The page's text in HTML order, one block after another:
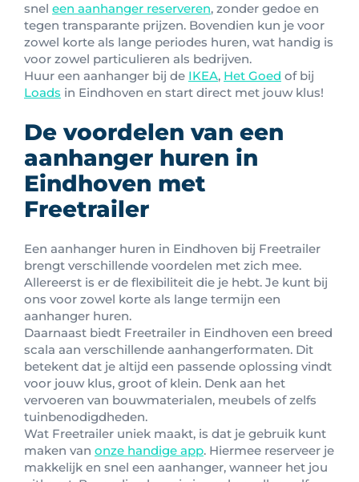
snel een aanhanger reserveren, zonder gedoe en
tegen transparante prijzen. Bovendien kun je voor
zowel korte als lange periodes huren, wat handig is
voor zowel particulieren als bedrijven.
Huur een aanhanger bij de IKEA, Het Goed of bij
Loads in Eindhoven en start direct met jouw klus!
De voordelen van een
aanhanger huren in
Eindhoven met
Freetrailer
Een aanhanger huren in Eindhoven bij Freetrailer
brengt verschillende voordelen met zich mee.
Allereerst is er de flexibiliteit die je hebt. Je kunt bij
ons voor zowel korte als lange termijn een
aanhanger huren.
Daarnaast biedt Freetrailer in Eindhoven een breed
scala aan verschillende aanhangerformaten. Dit
betekent dat je altijd een passende oplossing vindt
voor jouw klus, groot of klein. Denk aan het
vervoeren van bouwmaterialen, meubels of zelfs
tuinbenodigdheden.
Wat Freetrailer uniek maakt, is dat je gebruik kunt
maken van onze handige app. Hiermee reserveer je
makkelijk en snel een aanhanger, wanneer het jou